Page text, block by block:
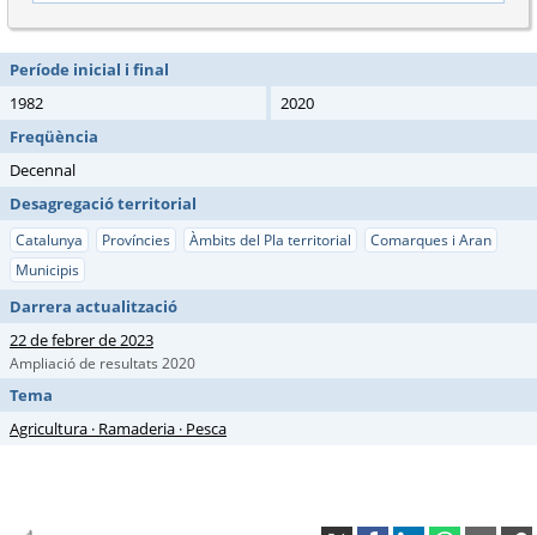
Període inicial i final
1982
2020
Freqüència
Decennal
Desagregació territorial
Catalunya Províncies Àmbits del Pla territorial
Comarques i Aran
Municipis
Darrera actualització
22 de febrer de 2023
Ampliació de resultats 2020
Tema
Agricultura · Ramaderia · Pesca